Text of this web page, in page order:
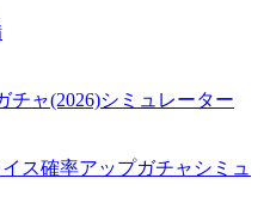
チャ(2026)シミュレーター
ス確率アップガチャシミュ